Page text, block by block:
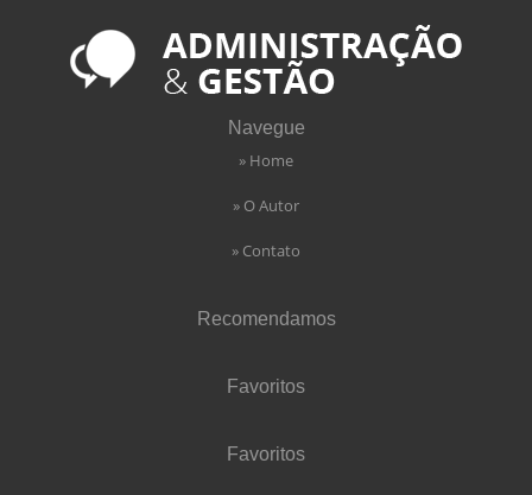
Navegue
» Home
» O Autor
» Contato
Recomendamos
Favoritos
Favoritos